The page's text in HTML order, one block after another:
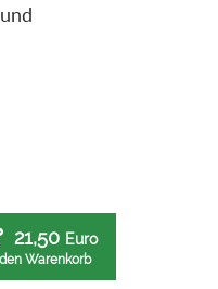
21,50 Euro
Warenkorb